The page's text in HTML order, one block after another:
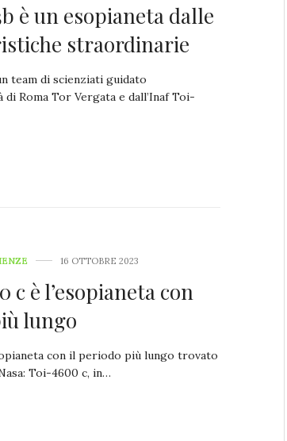
è un esopianeta dalle
straordinarie
team di scienziati guidato
di Roma Tor Vergata e dall’Inaf Toi-
16 OTTOBRE 2023
c è l’esopianeta con
lungo
con il periodo più lungo trovato
Toi-4600 c, in…